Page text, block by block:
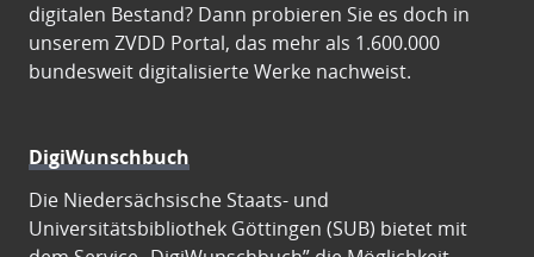
digitalen Bestand? Dann probieren Sie es doch in
unserem ZVDD Portal, das mehr als 1.600.000
bundesweit digitalisierte Werke nachweist.
DigiWunschbuch
Die Niedersächsische Staats- und
Universitätsbibliothek Göttingen (SUB) bietet mit